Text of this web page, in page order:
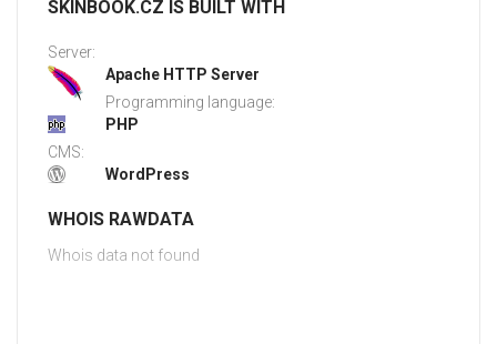
SKINBOOK.CZ IS BUILT WITH
Server:
Apache HTTP Server
Programming language:
PHP
CMS:
WordPress
WHOIS RAWDATA
Whois data not found